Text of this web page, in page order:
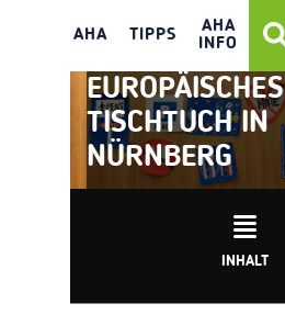
AHA TIPPS
AHA
INFO
WERTETAG &
EUROPÄISCHES
TISCHTUCH IN
NÜRNBERG
INHALT